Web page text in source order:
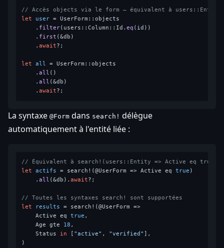
// Accès objects via le form — équivalent à
let
user = UserForm::objects
    .
filter(users::Column::Id.eq (id))
    .
first (&db)
    .
await?;
let all = UserForm::objects
    .
all ()
    .
all (&db)
    .
await
La syntaxe @Form dans search! délègue
automatiquement à l'entité liée :
// Équivalent à search!(users::Entity => Active eq true)
let
actifs = search!(@UserForm => Active eq true )
    .
all (&db).await?;
// Toutes les syntaxes search! sont supportées
let
results = search!(@UserForm =>
    Active eq
true ,
    Age gte
18 ,
    Status
in "active" , "verified"
],
)